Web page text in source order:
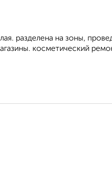
разделена на зоны,
косметический